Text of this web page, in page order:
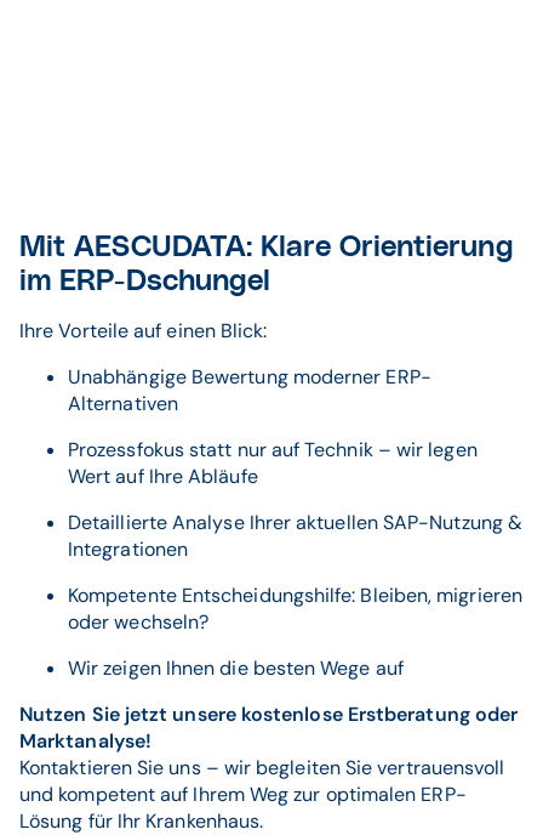
Mit AESCUDATA: Klare Orientierung
im ERP-Dschungel
Ihre Vorteile auf einen Blick:
Unabhängige Bewertung moderner ERP-
Alternativen
Prozessfokus statt nur auf Technik – wir legen
Wert auf Ihre Abläufe
Detaillierte Analyse Ihrer aktuellen SAP-Nutzung &
Integrationen
Kompetente Entscheidungshilfe: Bleiben, migrieren
oder wechseln?
Wir zeigen Ihnen die besten Wege auf
Nutzen Sie jetzt unsere kostenlose Erstberatung oder
Marktanalyse!
Kontaktieren Sie uns – wir begleiten Sie vertrauensvoll
und kompetent auf Ihrem Weg zur optimalen ERP-
Lösung für Ihr Krankenhaus.